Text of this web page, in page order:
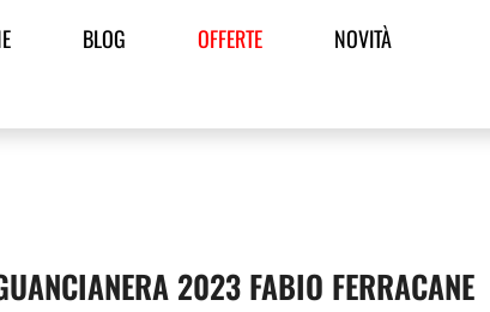
BLOG OFFERTE
NOVITÀ
2023 FABIO FERRACANE